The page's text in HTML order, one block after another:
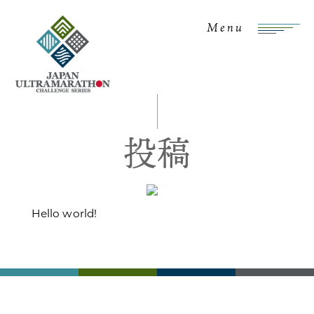
Menu
投稿
Hello world!